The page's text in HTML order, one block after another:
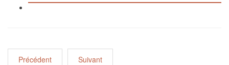
Précédent Suivant